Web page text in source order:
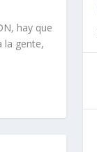
hay que
la gente,